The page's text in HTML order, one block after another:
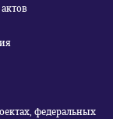
федеральных